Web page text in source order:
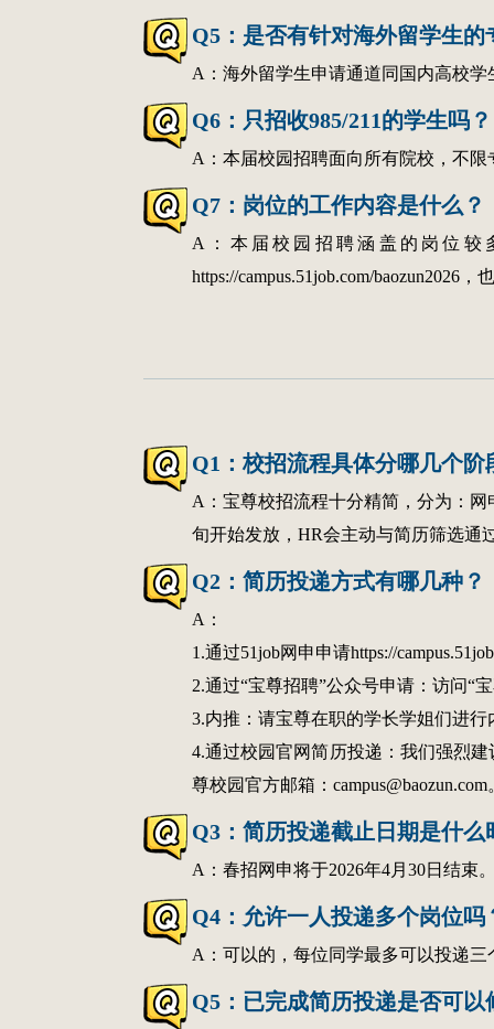
Q5：是否有针对海外留学生的
A：海外留学生申请通道同国内高校学
Q6：只招收985/211的学生吗？
A：本届校园招聘面向所有院校，不
Q7：岗位的工作内容是什么？
A：本届校园招聘涵盖的岗位较
https://campus.51job.com/baozun2026
Q1：校招流程具体分哪几个
A：宝尊校招流程十分精简，分为：
旬开始发放，HR会主动与简历筛选通
Q2：简历投递方式有哪几种？
A：
1.通过51job网申申请https://
2.通过“宝尊招聘”公众号申请：访问“
3.内推：请宝尊在职的学长学姐们进
4.通过校园官网简历投递：我们强烈
尊校园官方邮箱：campus@baozun.com
Q3：简历投递截止日期是什么
A：春招网申将于2026年4月30日结束
Q4：允许一人投递多个岗位吗
A：可以的，每位同学最多可以投递三
Q5：已完成简历投递是否可